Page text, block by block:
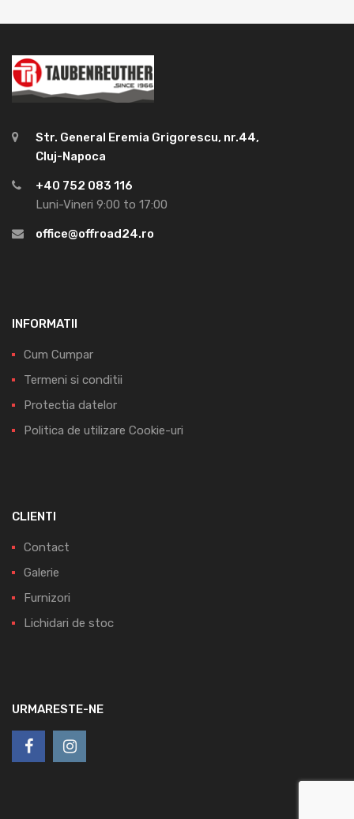
Str. General Eremia Grigorescu, nr.44,
Cluj-Napoca
+40 752 083 116
Luni-Vineri 9:00 to 17:00
office@offroad24.ro
INFORMATII
Cum Cumpar
Termeni si conditii
Protectia datelor
Politica de utilizare Cookie-uri
CLIENTI
Contact
Galerie
Furnizori
Lichidari de stoc
URMARESTE-NE